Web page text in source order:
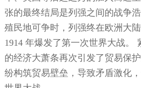
张的最终结局是列强之间的战争
殖民地可争时，列强终在欧洲大
1914 年爆发了第一次世界大战。
的经济大萧条再次引发了贸易保
纷构筑贸易壁垒，导致矛盾激化